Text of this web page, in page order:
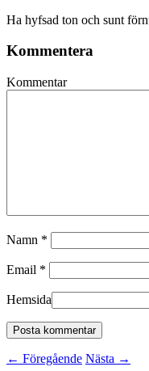
Ha hyfsad ton och sunt
Kommentera
Kommentar
Namn *
Email *
Hemsida
← Föregående Nästa →